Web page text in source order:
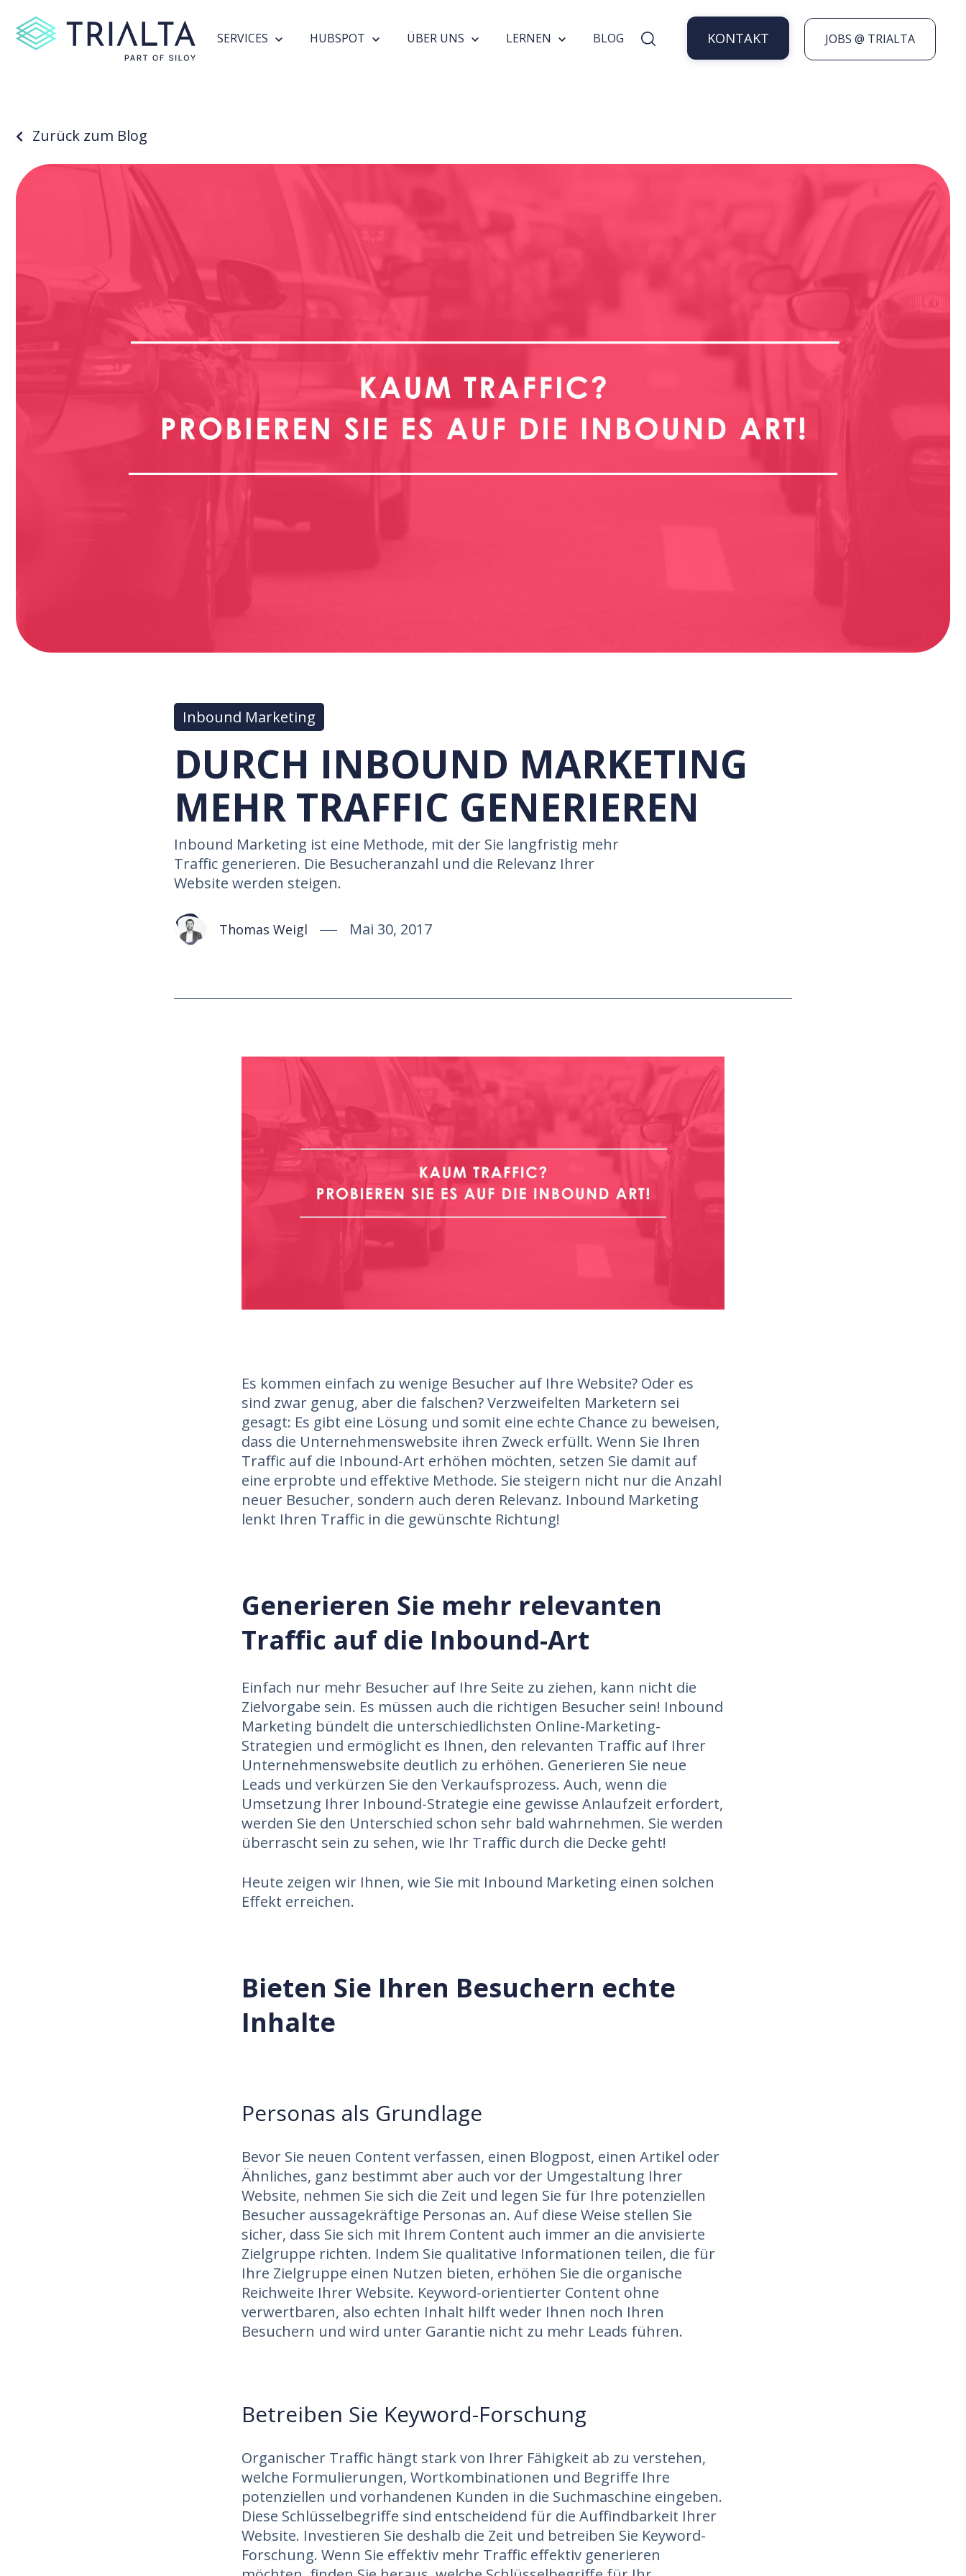
SERVICES HUBSPOT ÜBER UNS LERNEN BLOG KONTAKT JOBS @ TRIALTA
Zurück zum Blog
Inbound Marketing
DURCH INBOUND MARKETING
MEHR TRAFFIC GENERIEREN
Inbound Marketing ist eine Methode, mit der Sie langfristig mehr
Traffic generieren. Die Besucheranzahl und die Relevanz Ihrer
Website werden steigen.
Thomas Weigl Mai 30, 2017
Es kommen einfach zu wenige Besucher auf Ihre Website? Oder es
sind zwar genug, aber die falschen? Verzweifelten Marketern sei
gesagt: Es gibt eine Lösung und somit eine echte Chance zu beweisen,
dass die Unternehmenswebsite ihren Zweck erfüllt. Wenn Sie Ihren
Traffic auf die Inbound-Art erhöhen möchten, setzen Sie damit auf
eine erprobte und effektive Methode. Sie steigern nicht nur die Anzahl
neuer Besucher, sondern auch deren Relevanz. Inbound Marketing
lenkt Ihren Traffic in die gewünschte Richtung!
Generieren Sie mehr relevanten
Traffic auf die Inbound-Art
Einfach nur mehr Besucher auf Ihre Seite zu ziehen, kann nicht die
Zielvorgabe sein. Es müssen auch die richtigen Besucher sein! Inbound
Marketing bündelt die unterschiedlichsten Online-Marketing-
Strategien und ermöglicht es Ihnen, den relevanten Traffic auf Ihrer
Unternehmenswebsite deutlich zu erhöhen. Generieren Sie neue
Leads und verkürzen Sie den Verkaufsprozess. Auch, wenn die
Umsetzung Ihrer Inbound-Strategie eine gewisse Anlaufzeit erfordert,
werden Sie den Unterschied schon sehr bald wahrnehmen. Sie werden
überrascht sein zu sehen, wie Ihr Traffic durch die Decke geht!
Heute zeigen wir Ihnen, wie Sie mit Inbound Marketing einen solchen
Effekt erreichen.
Bieten Sie Ihren Besuchern echte
Inhalte
Personas als Grundlage
Bevor Sie neuen Content verfassen, einen Blogpost, einen Artikel oder
Ähnliches, ganz bestimmt aber auch vor der Umgestaltung Ihrer
Website, nehmen Sie sich die Zeit und legen Sie für Ihre potenziellen
Besucher aussagekräftige Personas an. Auf diese Weise stellen Sie
sicher, dass Sie sich mit Ihrem Content auch immer an die anvisierte
Zielgruppe richten. Indem Sie qualitative Informationen teilen, die für
Ihre Zielgruppe einen Nutzen bieten, erhöhen Sie die organische
Reichweite Ihrer Website. Keyword-orientierter Content ohne
verwertbaren, also echten Inhalt hilft weder Ihnen noch Ihren
Besuchern und wird unter Garantie nicht zu mehr Leads führen.
Betreiben Sie Keyword-Forschung
Organischer Traffic hängt stark von Ihrer Fähigkeit ab zu verstehen,
welche Formulierungen, Wortkombinationen und Begriffe Ihre
potenziellen und vorhandenen Kunden in die Suchmaschine eingeben.
Diese Schlüsselbegriffe sind entscheidend für die Auffindbarkeit Ihrer
Website. Investieren Sie deshalb die Zeit und betreiben Sie Keyword-
Forschung. Wenn Sie effektiv mehr Traffic effektiv generieren